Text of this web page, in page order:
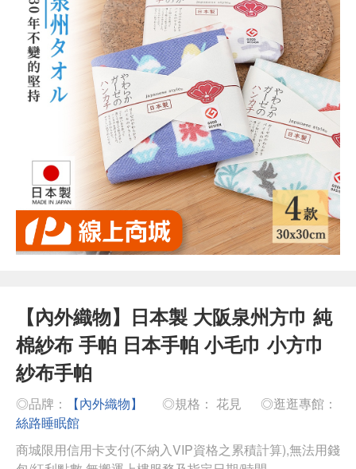
【內外織物】日本製 大阪泉州方巾 純
棉紗布 手帕 日本手帕 小毛巾 小方巾
紗布手帕
◎品牌： 【內外織物】 ◎規格： 花見
◎逛逛專館：
絲路睡眠館
商城限用信用卡支付(不納入VIP資格之累積計算),無法用錢